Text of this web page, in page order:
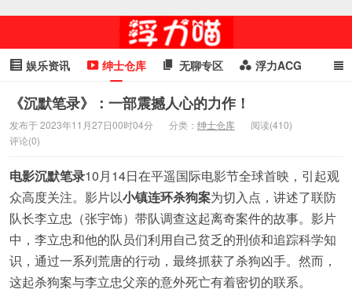
娱乐资讯 绅士仓库 无聊专区 浮力ACG
浮力GIF 明星头条 浮力资讯 头条女神
cosplay
《沉默笔录》：一部震撼人心的力作！
发布于 2023年11月27日00时04分 分类： 绅士仓库
阅读(410)
评论(0)
电影沉默笔录10月14日在平遥国际电影节全球首映，引起观
众高度关注。影片以小镇连环杀狗案为切入点，讲述了联防
队长李立忠（张宇饰）带队调查这起离奇案件的故事。影片
中，李立忠和他的队员们利用自己贫乏的刑侦和追踪科学知
识，通过一系列荒唐的行动，最终抓获了杀狗凶手。然而，
这起杀狗案与李立忠父亲的意外死亡有着密切的联系。